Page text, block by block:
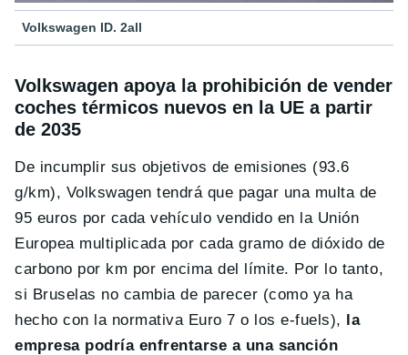
Volkswagen ID. 2all
Volkswagen apoya la prohibición de vender
coches térmicos nuevos en la UE a partir
de 2035
De incumplir sus objetivos de emisiones (93.6
g/km), Volkswagen tendrá que pagar una multa de
95 euros por cada vehículo vendido en la Unión
Europea multiplicada por cada gramo de dióxido de
carbono por km por encima del límite. Por lo tanto,
si Bruselas no cambia de parecer (como ya ha
hecho con la normativa Euro 7 o los e-fuels), la
empresa podría enfrentarse a una sanción